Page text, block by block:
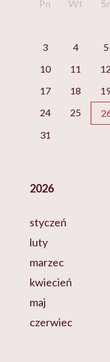
Pn Wt Śr
3
4 5
10
11 12
17
18
24
25
31
2026
styczeń
luty
marzec
kwiecień
maj
czerwiec